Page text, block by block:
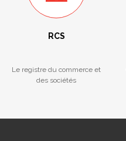
RCS
Le registre du commerce et
des sociétés